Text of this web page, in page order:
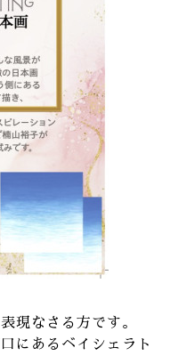
現なさる方です。
にあるベイシェラト